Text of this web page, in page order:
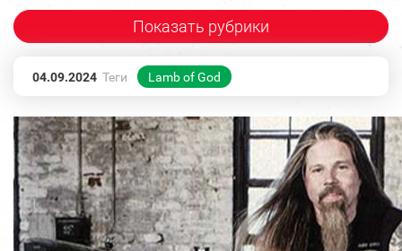
Показать рубрики
04.09.2024 Теги Lamb of God